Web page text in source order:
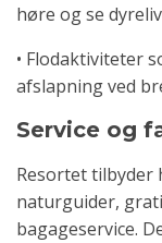
høre og se
• Flodaktiviteter
afslapning ved
Service og
Resortet tilbyder
naturguider,
bagageservice.